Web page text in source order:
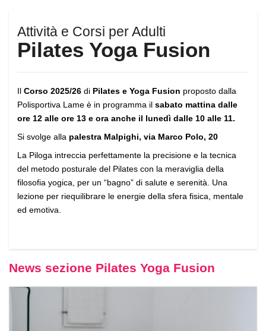
Attività e Corsi per Adulti
Pilates Yoga Fusion
Il Corso 2025/26 di Pilates e Yoga Fusion proposto dalla
Polisportiva Lame è in programma il sabato mattina dalle
ore 12 alle ore 13 e ora anche il lunedì dalle 10 alle 11.
Si svolge alla palestra Malpighi, via Marco Polo, 20
La Piloga intreccia perfettamente la precisione e la tecnica
del metodo posturale del Pilates con la meraviglia della
filosofia yogica, per un “bagno” di salute e serenità. Una
lezione per riequilibrare le energie della sfera fisica, mentale
ed emotiva.
News sezione Pilates Yoga Fusion